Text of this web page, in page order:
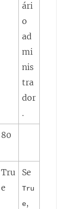
ári
o
ad
mi
nis
tra
dor
.
80
Tru
e
Se
Tru
e,